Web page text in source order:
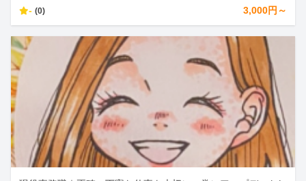
- (0) 3,000円～